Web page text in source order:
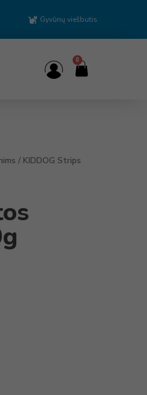
Gyvūnų viešbutis
0
/ KIDDOG Strips